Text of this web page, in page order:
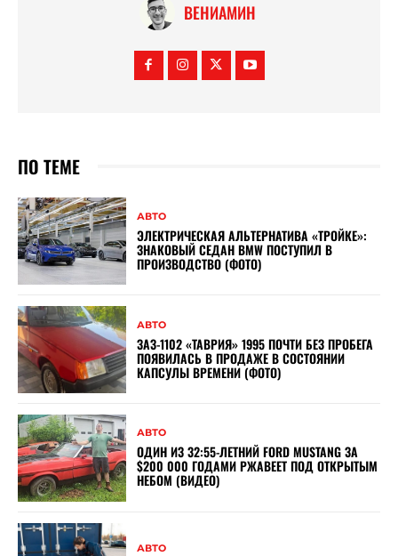
ВЕНИАМИН
ПО ТЕМЕ
АВТО
ЭЛЕКТРИЧЕСКАЯ АЛЬТЕРНАТИВА «ТРОЙКЕ»:
ЗНАКОВЫЙ СЕДАН BMW ПОСТУПИЛ В
ПРОИЗВОДСТВО (ФОТО)
АВТО
ЗАЗ-1102 «ТАВРИЯ» 1995 ПОЧТИ БЕЗ ПРОБЕГА
ПОЯВИЛАСЬ В ПРОДАЖЕ В СОСТОЯНИИ
КАПСУЛЫ ВРЕМЕНИ (ФОТО)
АВТО
ОДИН ИЗ 32:55-ЛЕТНИЙ FORD MUSTANG ЗА
$200 000 ГОДАМИ РЖАВЕЕТ ПОД ОТКРЫТЫМ
НЕБОМ (ВИДЕО)
АВТО